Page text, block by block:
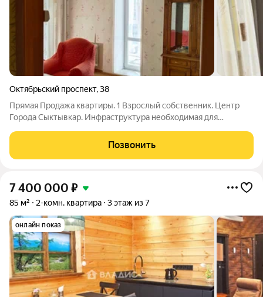
Октябрьский проспект,38
Прямая Продажа квартиры. 1 Взрослый собственник. Центр
Города Сыктывкар. Инфраструктура необходимая для
двор и на Монумент Трудовой Славы. Сделан ремонт,
установлены стеклопакеты, счетчики.
Позвонить
7 400 000 ₽
85 м² 2-комн. квартира 3 этаж из 7
онлайн показ